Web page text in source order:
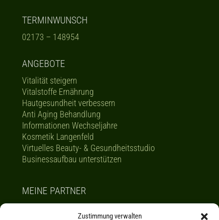
Zustimmung verwalten
TERMINWUNSCH
02173 – 148954
ANGEBOTE
Vitalität steigern
Vitalstoffe Ernährung
Hautgesundheit verbessern
Anti Aging Behandlung
Informationen Wechseljahre
Kosmetik Langenfeld
Virtuelles Beauty- & Gesundheitsstudio
Businessaufbau unterstützen
MEINE PARTNER